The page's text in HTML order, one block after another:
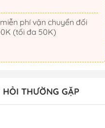
(tối đa 50K)
HỎI THƯỜNG GẶP